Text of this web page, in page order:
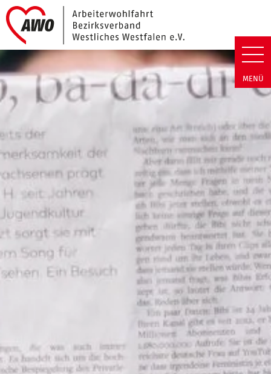
Arbeiterwohlfahrt Bezirk
MENÜ